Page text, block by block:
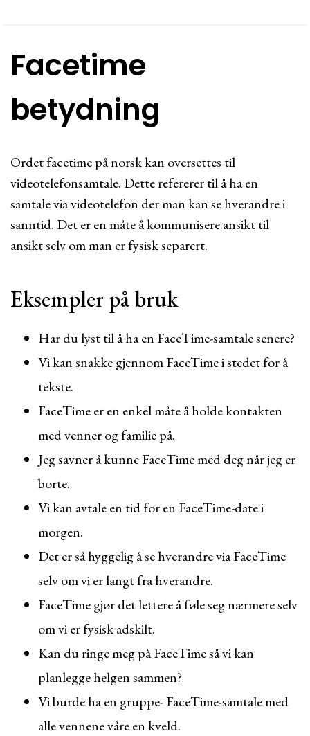
Facetime
betydning
Ordet facetime på norsk kan oversettes til
videotelefonsamtale. Dette refererer til å ha en
samtale via videotelefon der man kan se hverandre i
sanntid. Det er en måte å kommunisere ansikt til
ansikt selv om man er fysisk separert.
Eksempler på bruk
Har du lyst til å ha en FaceTime-samtale senere?
Vi kan snakke gjennom FaceTime i stedet for å
tekste.
FaceTime er en enkel måte å holde kontakten
med venner og familie på.
Jeg savner å kunne FaceTime med deg når jeg er
borte.
Vi kan avtale en tid for en FaceTime-date i
morgen.
Det er så hyggelig å se hverandre via FaceTime
selv om vi er langt fra hverandre.
FaceTime gjør det lettere å føle seg nærmere selv
om vi er fysisk adskilt.
Kan du ringe meg på FaceTime så vi kan
planlegge helgen sammen?
Vi burde ha en gruppe- FaceTime-samtale med
alle vennene våre en kveld.